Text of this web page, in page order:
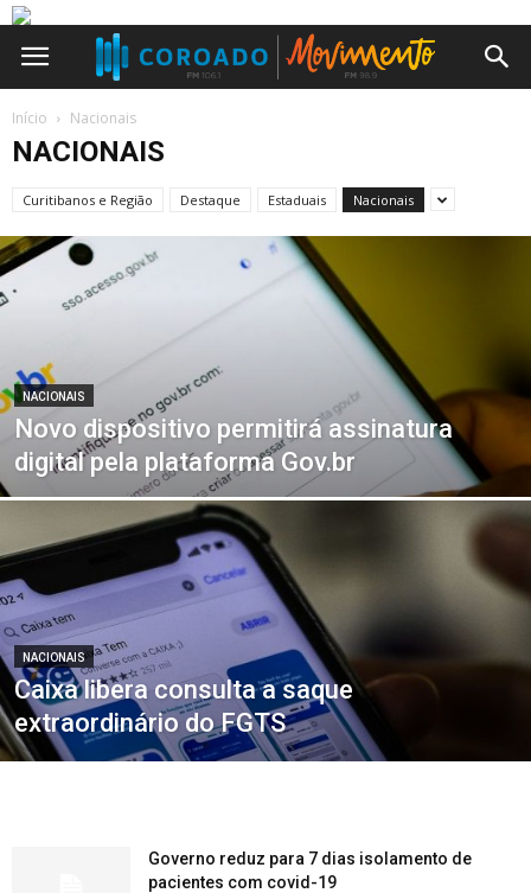
Início Nacionais
NACIONAIS
Curitibanos e Região Destaque Estaduais Nacionais
NACIONAIS
Novo dispositivo permitirá assinatura
digital pela plataforma Gov.br
NACIONAIS
Caixa libera consulta a saque
extraordinário do FGTS
Governo reduz para 7 dias isolamento de
pacientes com covid-19